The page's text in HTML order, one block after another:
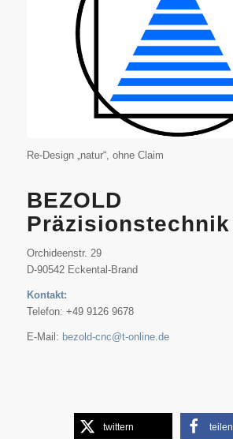
Re-Design „natur“, ohne Claim
BEZOLD
Präzisionstechnik
Orchideenstr. 29
D-90542 Eckental-Brand
Kontakt:
Telefon: +49 9126 9678
E-Mail: bezold-cnc@t-online.de
twittern teilen